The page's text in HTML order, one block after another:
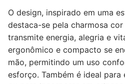
O design, inspirado em uma
destaca-se pela charmosa
transmite energia, alegria e
ergonômico e compacto se
mão, permitindo um uso
esforço. Também é ideal